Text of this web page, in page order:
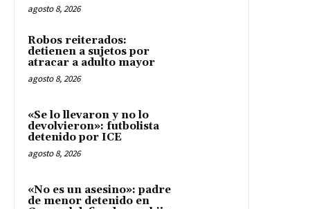
agosto 8, 2026
Robos reiterados:
detienen a sujetos por
atracar a adulto mayor
agosto 8, 2026
«Se lo llevaron y no lo
devolvieron»: futbolista
detenido por ICE
agosto 8, 2026
«No es un asesino»: padre
de menor detenido en